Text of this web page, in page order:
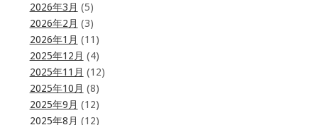
2026年3月 (5)
2026年2月 (3)
2026年1月 (11)
2025年12月 (4)
2025年11月 (12)
2025年10月 (8)
2025年9月 (12)
2025年8月 (12)